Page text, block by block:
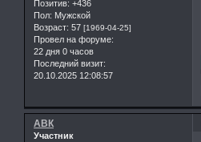
Позитив: +436
Пол: Мужской
Возраст: 57 [1969-04-25]
Провел на форуме:
22 дня 0 часов
Последний визит:
20.10.2025 12:08:57
АВК
Участник